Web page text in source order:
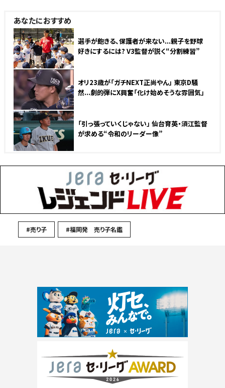
あなたにおすすめ
選手が飽きる、保護者が来ない...親子を野球
好きにするには? V3監督が説く“分割練習”
オリ23歳が「ガチNEXT正尚やん」 東京D騒
然...劇的弾にX興奮「化け始めそうな雰囲気」
「引っ張っていくじゃない」 仙台育英・須江監督
が求める“令和のリーダー像”
#売り子 #福岡発 売り子名鑑